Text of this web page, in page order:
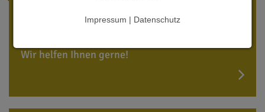
Integrationskurs
Wir helfen Ihnen gerne!
Impressum | Datenschutz